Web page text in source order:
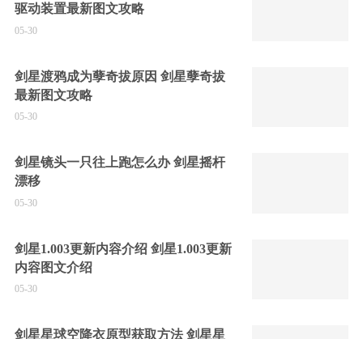
驱动装置最新图文攻略
05-30
剑星渡鸦成为孽奇拔原因 剑星孽奇拔
最新图文攻略
05-30
剑星镜头一只往上跑怎么办 剑星摇杆
漂移
05-30
剑星1.003更新内容介绍 剑星1.003更新
内容图文介绍
05-30
剑星星球空降衣原型获取方法 剑星星